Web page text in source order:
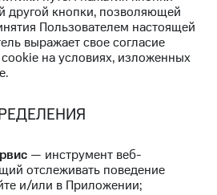
другой кнопки, позволяющей
Пользователем настоящей
выражает свое согласие
на условиях, изложенных
— инструмент веб-
отслеживать поведение
и/или в Приложении;